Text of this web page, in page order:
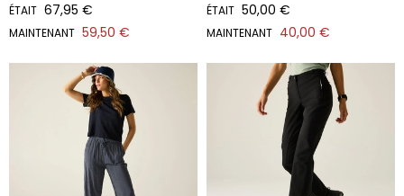
ÉTAIT 67,95 €
MAINTENANT 59,50 €
ÉTAIT 50,00 €
MAINTENANT 40,00 €